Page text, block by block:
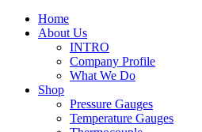
Home
About Us
INTRO
Company Profile
What We Do
Shop
Pressure Gauges
Temperature Gauges